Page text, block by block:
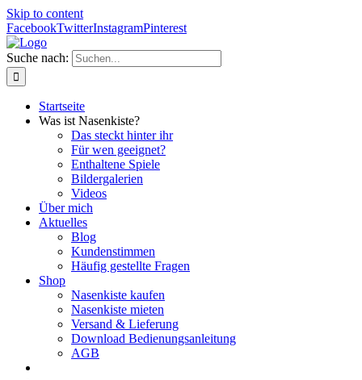
Skip to content
FacebookTwitterInstagramPinterest
Suche nach:
Startseite
Was ist Nasenkiste?
Das steckt hinter ihr
Für wen geeignet?
Enthaltene Spiele
Bildergalerien
Videos
Über mich
Aktuelles
Blog
Kundenstimmen
Häufig gestellte Fragen
Shop
Nasenkiste kaufen
Nasenkiste mieten
Versand & Lieferung
Download Bedienungsanleitung
AGB